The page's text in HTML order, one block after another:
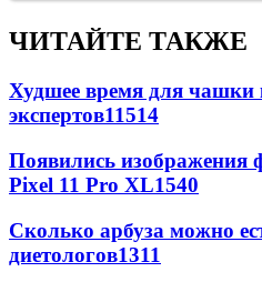
ЧИТАЙТЕ ТАКЖЕ
Худшее время для чашки
экспертов11514
Появились изображения
Pixel 11 Pro XL1540
Сколько арбуза можно
диетологов1311